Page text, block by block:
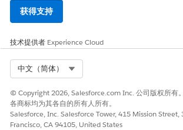
获得支持
技术提供者 Experience Cloud
中文（简体）
© Copyright 2026, Salesforce.com Inc. 公司版权所有
各商标均为其各自的所有人所有。
Salesforce, Inc. Salesforce Tower, 415 Mission Street,
Francisco, CA 94105, United States